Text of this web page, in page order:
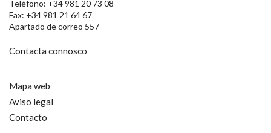
Teléfono: +34 981 20 73 08
Fax: +34 981 21 64 67
Apartado de correo 557
Contacta connosco
Mapa web
Aviso legal
Contacto